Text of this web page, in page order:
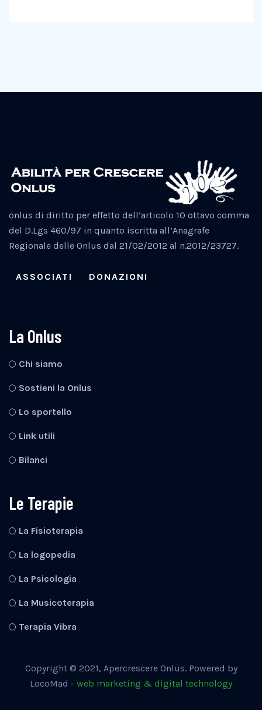
onlus di diritto per effetto dell’articolo 10 ottavo comma
del D.Lgs 460/97 in quanto iscritta all’Anagrafe
Regionale delle Onlus dal 21/02/2012 al n.2012/23727.
ASSOCIATI DONAZIONI
La Onlus
Chi siamo
Sostieni la Onlus
Lo sportello
Link utili
Bilanci
Le Terapie
La Fisioterapia
La logopedia
La Psicologia
La Musicoterapia
Terapia Vibra
Copyright © 2021, Apercrescere Onlus. Powered by
LocoMad - web marketing & digital technology